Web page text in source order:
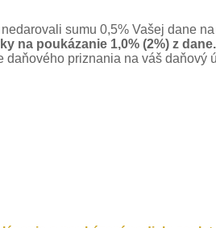
sumu 0,5% Vašej dane
na poukázanie 1,0% (2%) z dane.
priznania na váš